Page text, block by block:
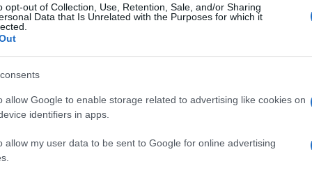
opt-out of Collection, Use, Retention, Sale, and/or Sharing
Data that Is Unrelated with the Purposes for which it
allow Google to enable storage related to advertising like cookies on
identifiers in apps.
allow my user data to be sent to Google for online advertising
abbracciarlo in qualche modo. Affrontare la
Questo però non sarà il suo ultimo
partita sul Campo Centrale", ha detto
"non ho intenzione di concludere la mia
di tornare sicuramente almeno un'altra
(Web Info)